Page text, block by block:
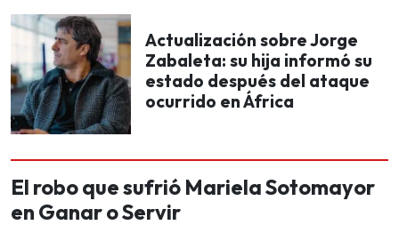
Actualización sobre Jorge
Zabaleta: su hija informó su
estado después del ataque
ocurrido en África
El robo que sufrió Mariela Sotomayor
en Ganar o Servir